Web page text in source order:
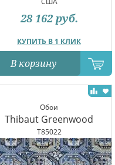
КУПИТЬ В 1 КЛИК
28 162 руб.
В корзину
Обои
Thibaut Greenwood
T85022